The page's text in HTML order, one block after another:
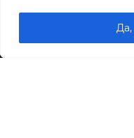
Да,